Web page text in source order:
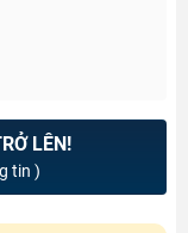
LÊN!
tin )